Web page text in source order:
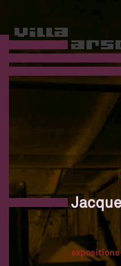
expositions